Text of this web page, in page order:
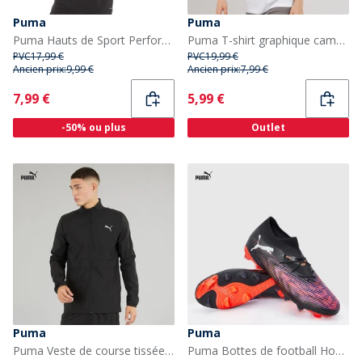
Puma
Puma Hauts de Sport Performants teamRISE Homme Noir
PVC17,99 €
Ancien prix:9,99 €
Current
7,99 €
-50% ou plus
Puma
Puma T-shirt graphique camouflage Garçon Puma White
PVC19,99 €
Ancien prix:7,99 €
Current
5,99 €
Outlet
Puma
Puma Veste de course tissée favorite Homme Puma Noir
Puma
Puma Bottes de football Homme Future 8 Match FG/AG Terrain sec/synthétique Puma Black